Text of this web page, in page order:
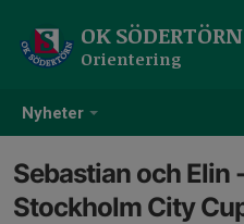
Nyheter
OK SÖDERTÖRN
Orientering
Sebastian och Elin
Stockholm City